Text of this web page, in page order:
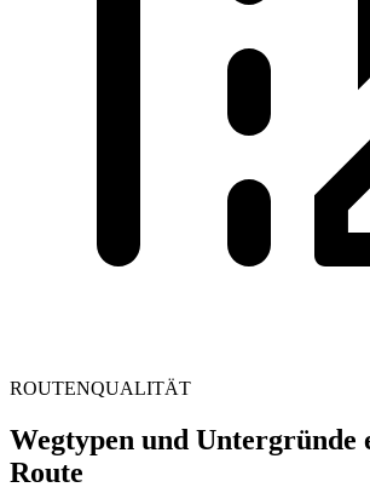
ROUTENQUALITÄT
Wegtypen und Untergründe
Route